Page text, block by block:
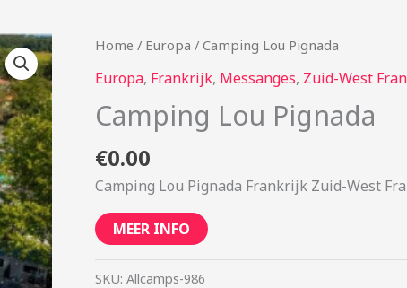
Home / Europa / Camping Lou Pignada
Europa, Frankrijk, Messanges, Zuid-West
Camping Lou Pignada
€0.00
Camping Lou Pignada Frankrijk Zuid-West
MEER INFO
SKU: Allcamps-986